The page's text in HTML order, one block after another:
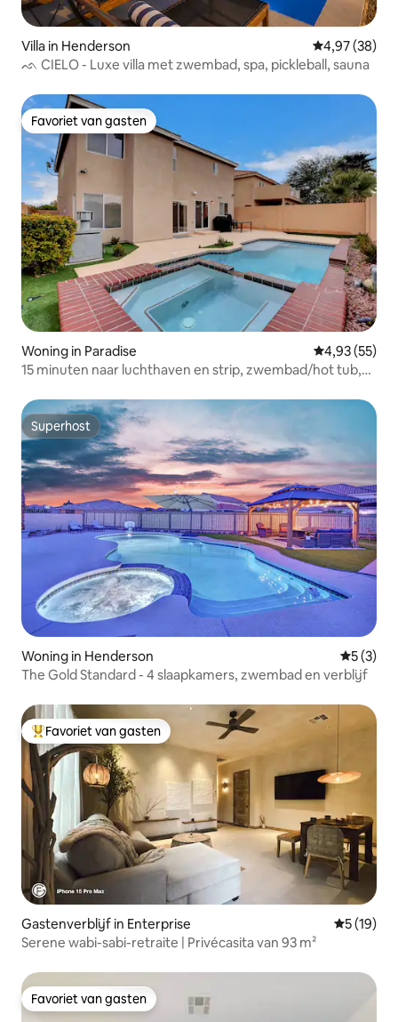
Villa in Henderson Gemiddelde
4,97 (38)
ᨒ CIELO - Luxe villa met zwembad, spa, pickleball, sauna
Favoriet van gasten
Favoriet van gasten
Woning in Paradise Gemiddelde
4,93 (55)
15 minuten naar luchthaven en strip, zwembad/hot tub,
Superhost
Superhost
Woning in Henderson
5 (3)
The Gold Standard - 4 slaapkamers, zwembad en verblijf
Topfavoriet van gasten
Favoriet van gasten
Gastenverblijf in Enterprise
5 (19)
Serene wabi-sabi-retraite | Privécasita van 93 m²
Favoriet van gasten
Favoriet van gasten